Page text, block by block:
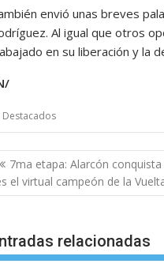
envió unas breves
Al igual que otros
en su liberación y la
Destacados
Navegación
7ma etapa: Alarcón
el virtual campeón de la
relacionadas